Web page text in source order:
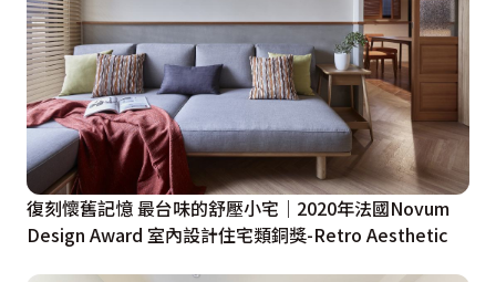
復刻懷舊記憶 最台味的舒壓小宅｜2020年法國Novum
Design Award 室內設計住宅類銅獎-Retro Aesthetic